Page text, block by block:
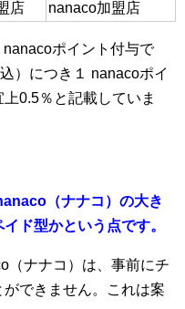
店 nanaco加盟店
ポイント付与で
）につき１ nanacoポイ
0.5％と記載していま
（ナナコ）の大き
ド型かという点です。
（ナナコ）は、事前にチ
できません。これは案